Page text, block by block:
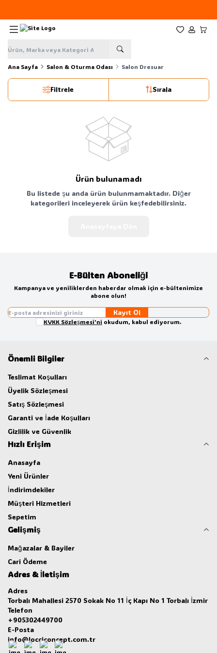
Favorilerim
Hesabım
Ana Sayfa Salon & Oturma Odası Salon Dresuar
Filtrele Sırala
Ürün bulunamadı
Bu listede şu anda ürün bulunmamaktadır. Diğer
kategorileri inceleyerek ürün keşfedebilirsiniz.
E-Bülten Aboneliği
Kampanya ve yeniliklerden haberdar olmak için e-bültenimize
abone olun!
Kayıt Ol
KVKK Sözleşmesi'ni okudum, kabul ediyorum.
Önemli Bilgiler
Teslimat Koşulları
Üyelik Sözleşmesi
Satış Sözleşmesi
Garanti ve İade Koşulları
Gizlilik ve Güvenlik
Hızlı Erişim
Anasayfa
Yeni Ürünler
İndirimdekiler
Müşteri Hizmetleri
Sepetim
Gelişmiş
Mağazalar & Bayiler
Cari Ödeme
Adres & İletişim
Adres
Torbalı Mahallesi 2570 Sokak No 11 İç Kapı No 1 Torbalı İzmir
Telefon
+905302449700
E-Posta
info@locciconcept.com.tr